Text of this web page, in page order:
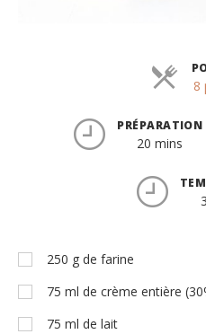
8
PRÉPARATION
20 mins
250 g de farine
75 ml de crème entière
75 ml de lait